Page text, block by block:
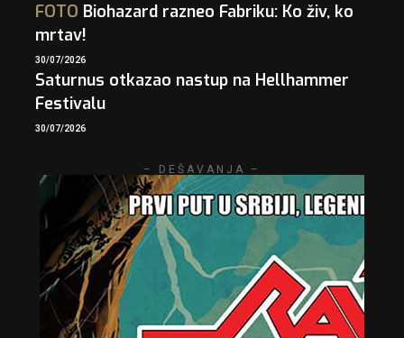
FOTO Biohazard razneo Fabriku: Ko živ, ko
mrtav!
30/07/2026
Saturnus otkazao nastup na Hellhammer
Festivalu
30/07/2026
– DEŠAVANJA –